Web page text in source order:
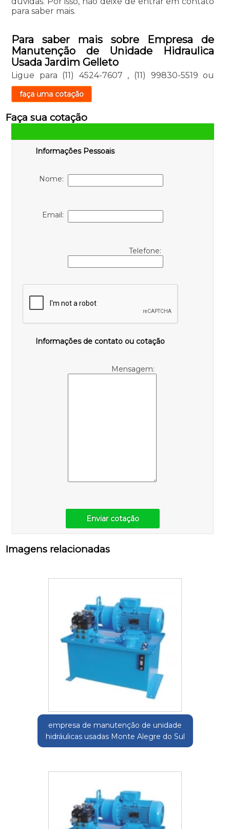
para saber mais.
Para saber mais sobre Empresa de
Manutenção de Unidade Hidraulica
Usada Jardim Gelleto
Ligue para (11) 4524-7607 , (11) 99830-5519 ou
faça uma cotação
Faça sua cotação
Informações Pessoais
Nome:
Email:
Telefone:
Informações de contato ou cotação
Mensagem:
Enviar cotação
Imagens relacionadas
empresa de manutenção de unidade
hidráulicas usadas Monte Alegre do Sul